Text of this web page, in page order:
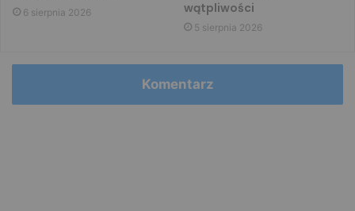
6 sierpnia 2026
wątpliwości
5 sierpnia 2026
Komentarz